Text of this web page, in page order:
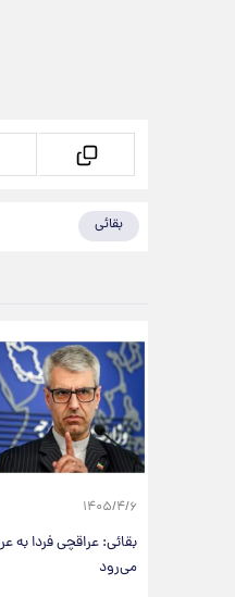
بقائی
۱۴۰۵/۴/۶
بقائی: عراقچی فردا به
می‌رود